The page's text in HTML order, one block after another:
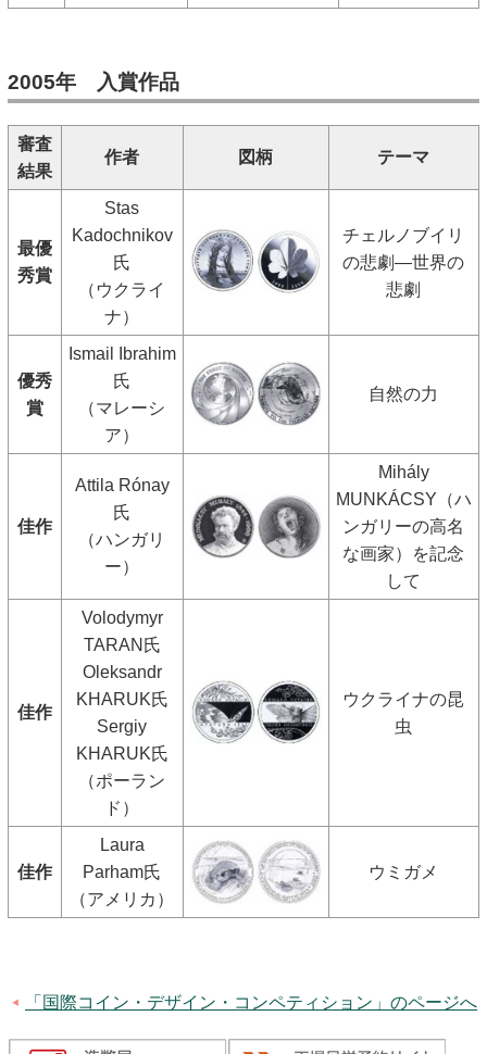
2005年 入賞作品
審査
結果
作者 図柄 テーマ
最優
秀賞
Stas
Kadochnikov
氏
（ウクライ
ナ）
チェルノブイリ
の悲劇―世界の
悲劇
優秀
賞
Ismail Ibrahim
氏
（マレーシ
ア）
自然の力
佳作
Attila Rónay
氏
（ハンガリ
ー）
Mihály
MUNKÁCSY（ハ
ンガリーの高名
な画家）を記念
して
佳作
Volodymyr
TARAN氏
Oleksandr
KHARUK氏
Sergiy
KHARUK氏
（ポーラン
ド）
ウクライナの昆
虫
佳作
Laura
Parham氏
（アメリカ）
ウミガメ
「国際コイン・デザイン・コンペティション」のページへ